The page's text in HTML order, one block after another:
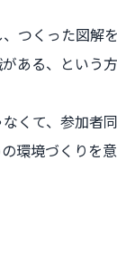
つくった図
ある、という
くて、参加
環境づくりを意